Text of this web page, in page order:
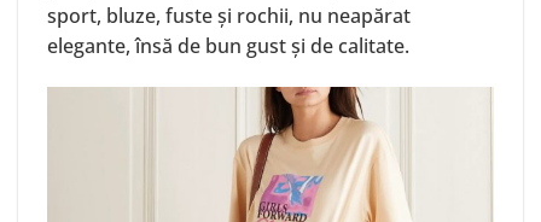
sport, bluze, fuste și rochii, nu neapărat
elegante, însă de bun gust și de calitate.